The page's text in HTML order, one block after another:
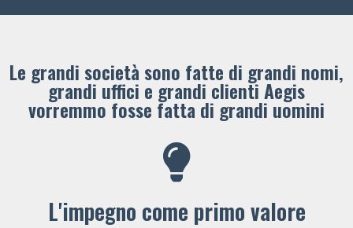
Le grandi società sono fatte di grandi nomi,
grandi uffici e grandi clienti ​Aegis
vorremmo fosse fatta di grandi uomini
L'impegno come primo valore